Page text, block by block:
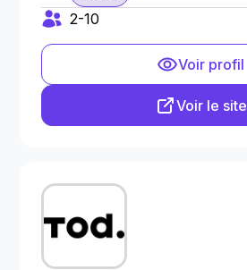
2-10
Voir profil
Voir le site